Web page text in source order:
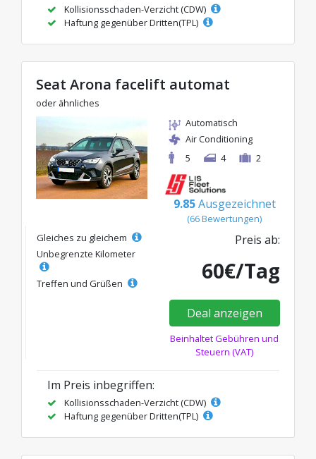
Kollisionsschaden-Verzicht (CDW)
Haftung gegenüber Dritten(TPL)
Seat Arona facelift automat
oder ähnliches
Automatisch
Air Conditioning
5
4 2
9.85 Ausgezeichnet
(66 Bewertungen)
Gleiches zu gleichem
Unbegrenzte Kilometer
Treffen und Grüßen
Preis ab:
60€/Tag
Deal anzeigen
Beinhaltet Gebühren und
Steuern (VAT)
Im Preis inbegriffen:
Kollisionsschaden-Verzicht (CDW)
Haftung gegenüber Dritten(TPL)